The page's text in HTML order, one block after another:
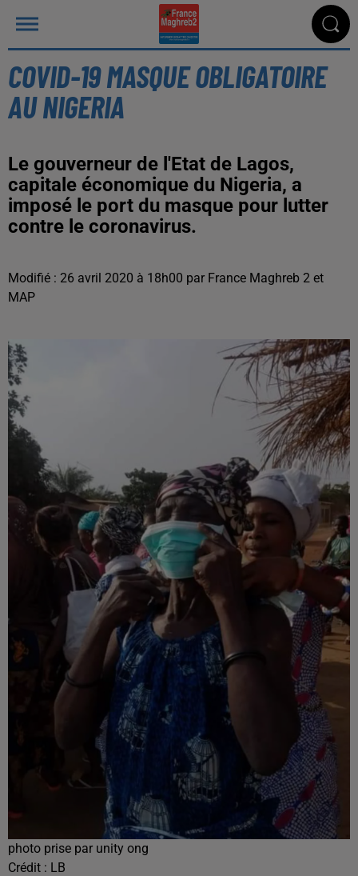
COVID-19 MASQUE OBLIGATOIRE
AU NIGERIA
Le gouverneur de l'Etat de Lagos,
capitale économique du Nigeria, a
imposé le port du masque pour lutter
contre le coronavirus.
Modifié : 26 avril 2020 à 18h00 par France Maghreb 2 et
MAP
photo prise par unity ong
Crédit : LB